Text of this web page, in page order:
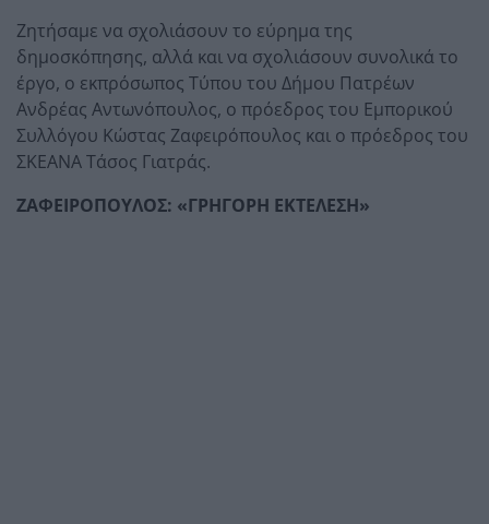
Ζητήσαμε να σχολιάσουν το εύρημα της
δημοσκόπησης, αλλά και να σχολιάσουν συνολικά το
έργο, ο εκπρόσωπος Τύπου του Δήμου Πατρέων
Ανδρέας Αντωνόπουλος, ο πρόεδρος του Εμπορικού
Συλλόγου Κώστας Ζαφειρόπουλος και ο πρόεδρος του
ΣΚΕΑΝΑ Τάσος Γιατράς.
ΖΑΦΕΙΡΟΠΟΥΛΟΣ: «ΓΡΗΓΟΡΗ ΕΚΤΕΛΕΣΗ»